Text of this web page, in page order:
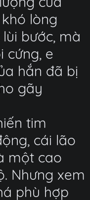
lòng
bước, mà
cứng, e
hắn đã bị
gãy
tim
cái lão
một cao
Nhưng xem
phù hợp